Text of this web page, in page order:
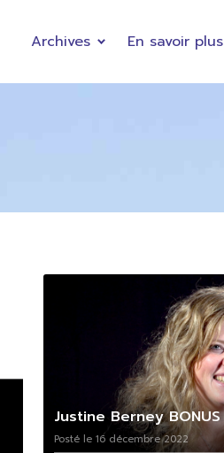
Archives En savoir plus
Justine Berney BONUS
Posté le 16 décembre 2022